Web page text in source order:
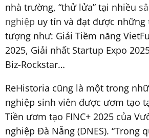
nhà trường, “thử lửa” tại nhiều
nghiệp uy tín và đạt được những
tượng như: Giải Tiềm năng
2025, Giải nhất Startup Expo
Biz-Rockstar…
ReHistoria cũng là một trong
nghiệp sinh viên được ươm tạo
Tiền ươm tạo FINC+ 2025 của
nghiệp Đà Nẵng (DNES). “Trong